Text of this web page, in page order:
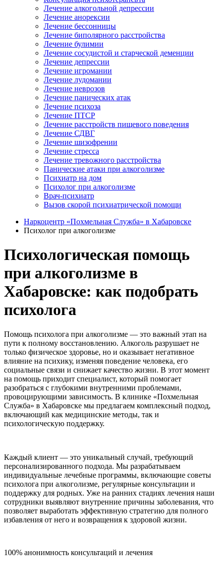
Лечение алкогольной депрессии
Лечение анорексии
Лечение бессонницы
Лечение биполярного расстройства
Лечение булимии
Лечение сосудистой и старческой деменции
Лечение депрессии
Лечение игромании
Лечение лудомании
Лечение неврозов
Лечение панических атак
Лечение психоза
Лечение ПТСР
Лечение расстройств пищевого поведения
Лечение СДВГ
Лечение шизофрении
Лечение стресса
Лечение тревожного расстройства
Панические атаки при алкоголизме
Психиатр на дом
Психолог при алкоголизме
Врач-психиатр
Вызов скорой психиатрической помощи
Наркоцентр «Похмельная Служба» в Хабаровске
Психолог при алкоголизме
Психологическая помощь
при алкоголизме в
Хабаровске: как подобрать
психолога
Помощь психолога при алкоголизме — это важный этап на
пути к полному восстановлению. Алкоголь разрушает не
только физическое здоровье, но и оказывает негативное
влияние на психику, изменяя поведение человека, его
социальные связи и снижает качество жизни. В этот момент
на помощь приходит специалист, который помогает
разобраться с глубокими внутренними проблемами,
провоцирующими зависимость. В клинике «Похмельная
Служба» в Хабаровске мы предлагаем комплексный подход,
включающий как медицинские методы, так и
психологическую поддержку.
Каждый клиент — это уникальный случай, требующий
персонализированного подхода. Мы разрабатываем
индивидуальные лечебные программы, включающие советы
психолога при алкоголизме, регулярные консультации и
поддержку для родных. Уже на ранних стадиях лечения наши
сотрудники выявляют внутренние причины заболевания, что
позволяет выработать эффективную стратегию для полного
избавления от него и возвращения к здоровой жизни.
100% анонимность консультаций и лечения